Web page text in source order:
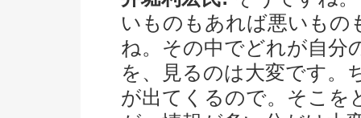
いものもあれば悪いもの
ね。その中でどれが自分
を、見るのは大変です。
が出てくるので。そこを